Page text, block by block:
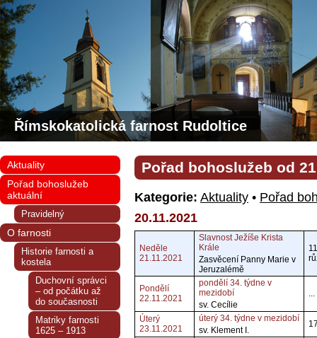
Římskokatolická farnost Rudoltice
Pořad bohoslužeb od
Kategorie: Aktuality • Pořad
20.11.2021
Neděle
21.11.2021
Slavnost Ježíše Krista
Krále
Zasvěcení Panny Marie v
Jeruzalémě
Pondělí
22.11.2021
pondělí 34. týdne v
mezidobí
sv. Cecílie
...
Úterý
23.11.2021
úterý 34. týdne v mezidobí
sv. Klement I.
Aktuality
Pořad bohoslužeb
aktuální
Pravidelný
O farnosti
Historie farnosti a
kostela
Duchovní správci
– od počátku až
do současnosti
Matriky farnosti
1625 – 1913